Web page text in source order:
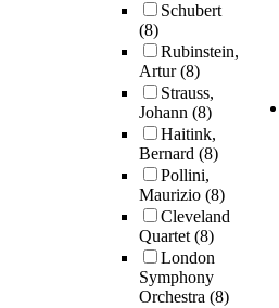
Schubert
(8)
Rubinstein,
Artur(8)
Strauss,
Johann (8)
Haitink,
Bernard (8)
Pollini,
Maurizio (8)
Cleveland
Quartet(8)
London
Symphony
Orchestra (8)